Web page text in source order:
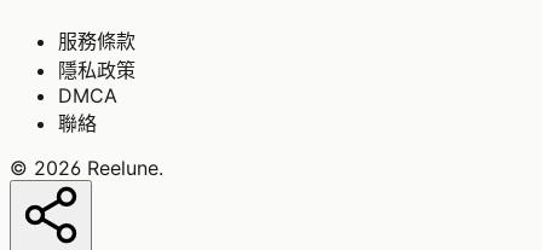
服務條款
隱私政策
DMCA
聯絡
© 2026 Reelune.